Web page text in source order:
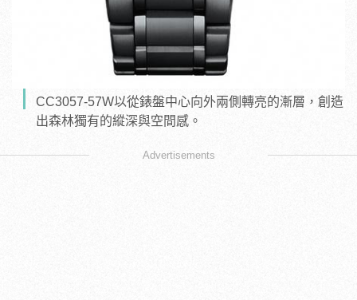
CC3057-57W以從錶盤中心向外兩側轉亮的漸層，創造
出森林獨有的縱深與空間感。
Advertisements